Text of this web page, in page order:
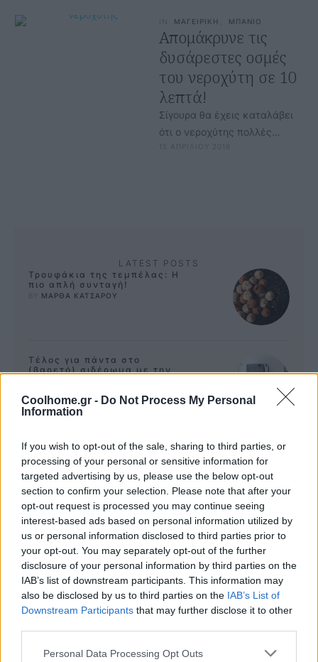
Coolhome.gr - Do Not Process My Personal
Information
If you wish to opt-out of the sale, sharing to third parties, or
processing of your personal or sensitive information for
targeted advertising by us, please use the below opt-out
section to confirm your selection. Please note that after your
opt-out request is processed you may continue seeing
interest-based ads based on personal information utilized by
us or personal information disclosed to third parties prior to
your opt-out. You may separately opt-out of the further
disclosure of your personal information by third parties on the
IAB’s list of downstream participants. This information may
also be disclosed by us to third parties on the IAB’s List of
Downstream Participants that may further disclose it to other
Personal Data Processing Opt Outs
IN ΜΑΓΕΙΡΙΚΗ ΜΠΑΝΙΟ
Απομάκρυνε τις
δυσάρεστες οσμές
του νεροχύτη σε 10
λεπτά!
Σίγουρα θα έχεις καταλάβει
ότι ο νεροχύτης πολλές
φορές βγάζει κάποιες
15 ΑΠΡΙΛΙΟΥ 2016
LATEST POSTS
Τρουφάκια της τεμπέλας: Η
πιο απλή συνταγή!
ΜΑΡΘΑ ΚΑΤΣΑΡΟΥ
Τέλος για πάντα στο
(βαρετό) σιδέρωμα με την
Σχεδιάστε το σπίτι σας από
το μηδέν, δωρεάν με το
Home Designer app!
BY ΔΗΜΗΤΡΗΣ ΣΚΙΑΝΝΗΣ
Προστατευτικά κάγκελα
Protex. Απόλυτη ασφάλεια
για τα παιδιά στο μπαλκόνι!
BY ΠΕΤΡΟΣ ΚΥΠΡΑΙΟΣ